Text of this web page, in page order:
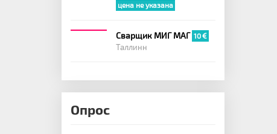
цена не указана
Сварщик МИГ МАГ 10
Таллинн
Опрос